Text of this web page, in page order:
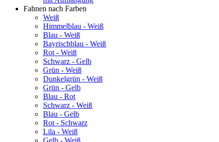
Fahnen nach Farben
Weiß
Himmelblau - Weiß
Blau - Weiß
Bayrischblau - Weiß
Rot - Weiß
Schwarz - Gelb
Grün - Weiß
Dunkelgrün - Weiß
Grün - Gelb
Blau - Rot
Schwarz - Weiß
Blau - Gelb
Rot - Schwarz
Lila - Weiß
Gelb - Weiß